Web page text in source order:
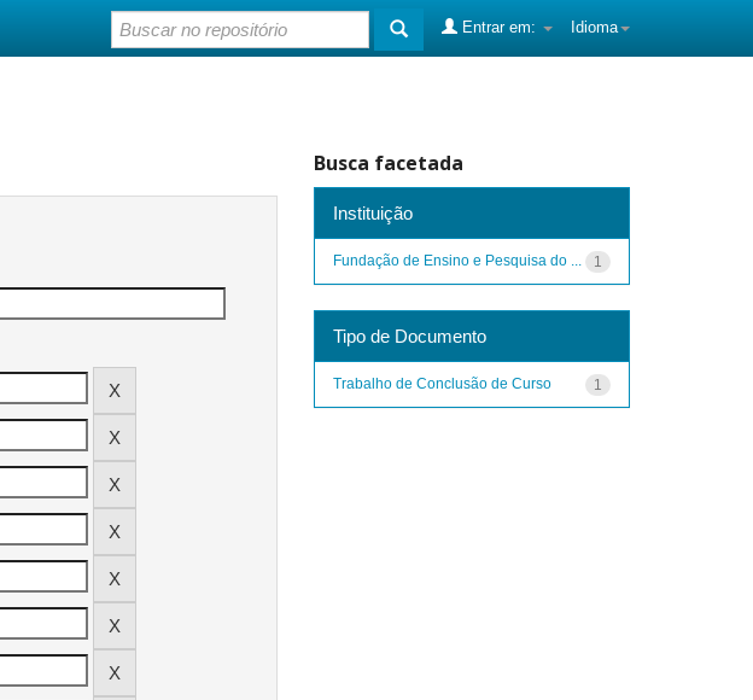
Idioma
Entrar em:
Busca facetada
Instituição
1
Fundação de Ensino e Pesquisa do ...
Tipo de Documento
1
Trabalho de Conclusão de Curso